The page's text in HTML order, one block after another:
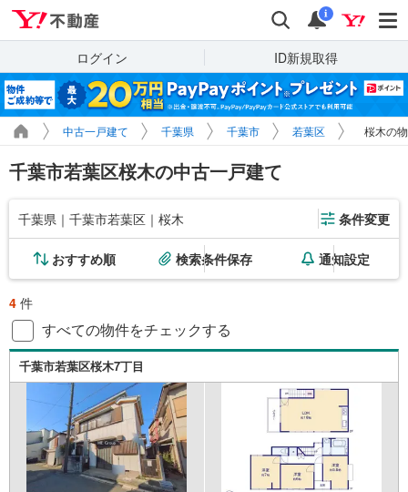
検索 通知
i
ログイン ID新規取得
中古一戸建て 千葉県 千葉市 若葉区 桜木の
千葉市若葉区桜木の中古一戸建て
千葉県｜千葉市若葉区｜桜木 条件変更
おすすめ順 検索条件保存 通知設定
4 件
すべての物件をチェックする
千葉市若葉区桜木7丁目